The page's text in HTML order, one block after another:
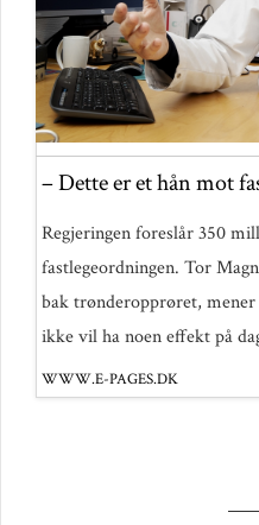
– Dette er et hån mot
Regjeringen foreslår 350
fastlegeordningen. Tor
bak trønderopprøret,
ikke vil ha noen effekt på
WWW.E-PAGES.DK